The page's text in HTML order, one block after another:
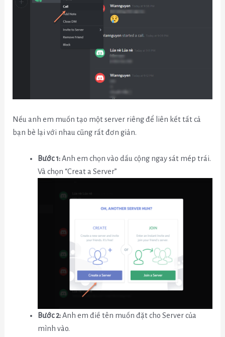
Nếu anh em muốn tạo một server riêng để liên kết tất cả
bạn bè lại với nhau cũng rất đơn giản.
Bước 1:Anh em chọn vào dấu cộng ngay sát mép trái.
Và chọn “Creat a Server”
Bước 2:Anh em điề tên muốn đặt cho Server của
mình vào.